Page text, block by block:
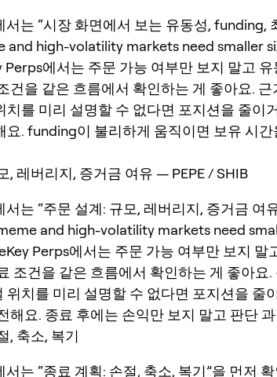
서는 “시장 화면에서 보는 유동성, funding,
and high-volatility markets need smaller
Perps에서는 주문 가능 여부만 보지 말고
건을 같은 흐름에서 확인하는 게 좋아요.
치를 미리 설명할 수 없다면 포지션을 줄이
요. funding이 불리하게 움직이면 보유 시
, 레버리지, 증거금 여유 — PEPE / SHIB
서는 “주문 설계: 규모, 레버리지, 증거금 여
and high-volatility markets need
Perps에서는 주문 가능 여부만 보지 말
조건을 같은 흐름에서 확인하는 게 좋아요
위치를 미리 설명할 수 없다면 포지션을 줄
해요. 종료 후에는 손익만 보지 말고 판단
, 축소, 복기
서는 “종료 계획: 손절, 축소, 복기”을 먼저